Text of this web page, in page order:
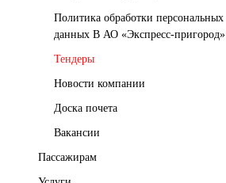
Политика обработки персональных
данных В АО «Экспресс-пригород»
Тендеры
Новости компании
Доска почета
Вакансии
Пассажирам